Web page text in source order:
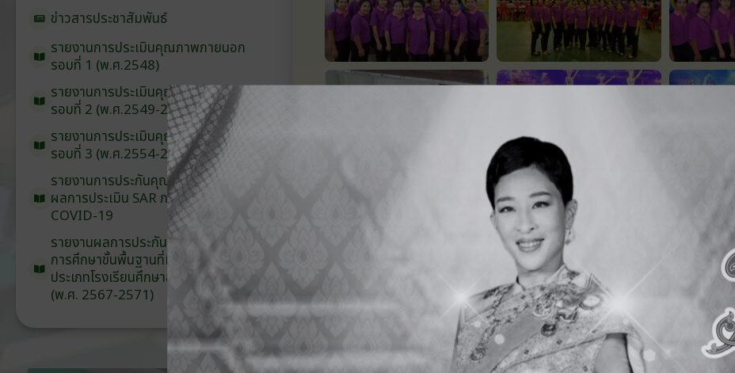
ข่าวสารประชาสัมพันธ์
รายงานการประเมินคุณภาพภายนอก
รอบ⁠ที่ 1 (พ.ศ.2548)
รายงานการประเมินคุณภาพภายนอก
รอบ⁠ที่ 2 (พ.ศ.2549-2553)
รายงานการประเมินคุณภาพภายนอก
รอบ⁠ที่ 3 (พ.ศ.2554-2558)
รายงานการประกันคุณภาพภายนอก
ผลการประเมิน SARภายใต้สถานการณ์
COVID-19
รายงานผลการประกันคุณภาพ
การศึกษาขั้นพื้นฐานที่มีวัตถุประสงค์
ประเภทโรงเรียนศึกษาสงเคราะห์
(พ.ศ. 2567-2571)